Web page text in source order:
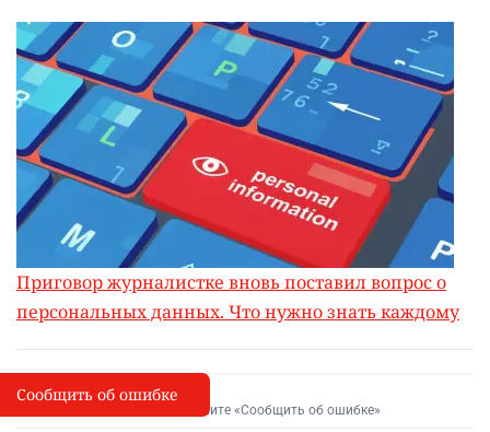
Приговор журналистке вновь поставил вопрос о
персональных данных. Что нужно знать каждому
I
Сообщить об опечатке
Выделите фрагмент и нажмите «Сообщить об ошибке»
Сообщить об ошибке